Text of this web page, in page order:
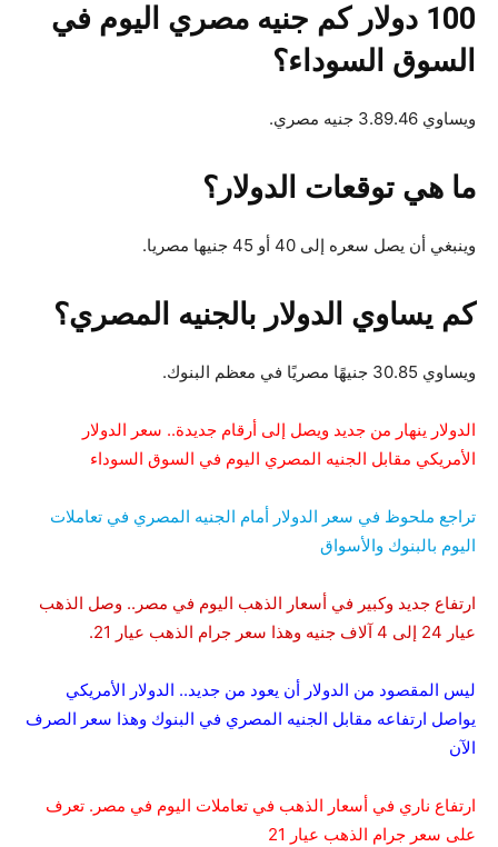
100 دولار كم جنيه مصري اليوم في
السوق السوداء؟
ويساوي 3.89.46 جنيه مصري.
ما هي توقعات الدولار؟
وينبغي أن يصل سعره إلى 40 أو 45 جنيها مصريا.
كم يساوي الدولار بالجنيه المصري؟
ويساوي 30.85 جنيهًا مصريًا في معظم البنوك.
الدولار ينهار من جديد ويصل إلى أرقام جديدة.. سعر الدولار
الأمريكي مقابل الجنيه المصري اليوم في السوق السوداء
تراجع ملحوظ في سعر الدولار أمام الجنيه المصري في تعاملات
اليوم بالبنوك والأسواق
ارتفاع جديد وكبير في أسعار الذهب اليوم في مصر.. وصل الذهب
عيار 24 إلى 4 آلاف جنيه وهذا سعر جرام الذهب عيار 21.
ليس المقصود من الدولار أن يعود من جديد.. الدولار الأمريكي
يواصل ارتفاعه مقابل الجنيه المصري في البنوك وهذا سعر الصرف
الآن
ارتفاع ناري في أسعار الذهب في تعاملات اليوم في مصر. تعرف
على سعر جرام الذهب عيار 21